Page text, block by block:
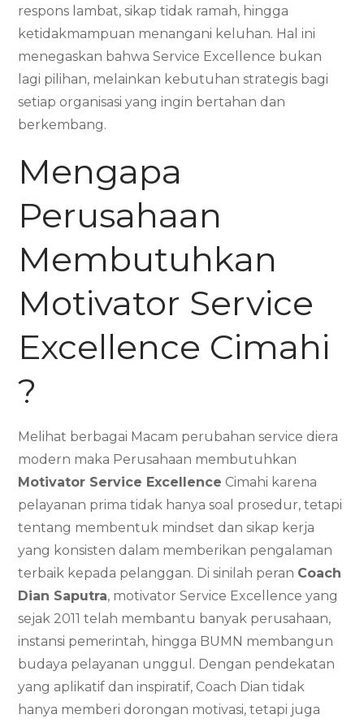
respons lambat, sikap tidak ramah, hingga
ketidakmampuan menangani keluhan. Hal ini
menegaskan bahwa Service Excellence bukan
lagi pilihan, melainkan kebutuhan strategis bagi
setiap organisasi yang ingin bertahan dan
berkembang.
Mengapa
Perusahaan
Membutuhkan
Motivator Service
Excellence Cimahi
?
Melihat berbagai Macam perubahan service diera
modern maka Perusahaan membutuhkan
Motivator Service Excellence Cimahi karena
pelayanan prima tidak hanya soal prosedur, tetapi
tentang membentuk mindset dan sikap kerja
yang konsisten dalam memberikan pengalaman
terbaik kepada pelanggan. Di sinilah peran Coach
Dian Saputra, motivator Service Excellence yang
sejak 2011 telah membantu banyak perusahaan,
instansi pemerintah, hingga BUMN membangun
budaya pelayanan unggul. Dengan pendekatan
yang aplikatif dan inspiratif, Coach Dian tidak
hanya memberi dorongan motivasi, tetapi juga